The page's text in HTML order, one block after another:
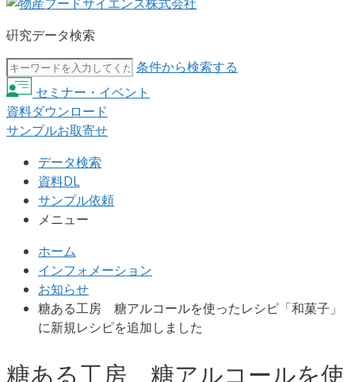
硏究データ検索
条件から検索する
セミナー・イベント
資料ダウンロード
サンプルお取寄せ
データ検索
資料DL
サンプル依頼
メニュー
ホーム
インフォメーション
お知らせ
糖ある工房 糖アルコールを使ったレシピ「和菓子」
に新規レシピを追加しました
糖ある工房 糖アルコールを使